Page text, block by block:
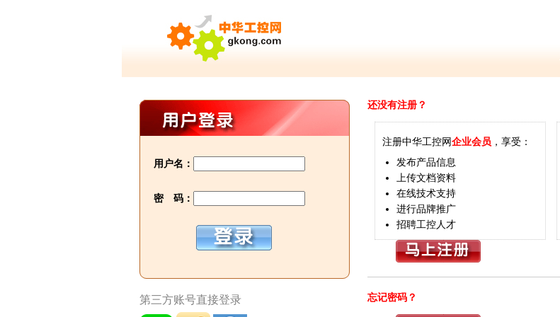
用户名：
密 码：
第三方账号直接登录
还没有注册？
注册中华工控网企业会员 ，享受：
发布产品信息
上传文档资料
在线技术支持
进行品牌推广
招聘工控人才
忘记密码？